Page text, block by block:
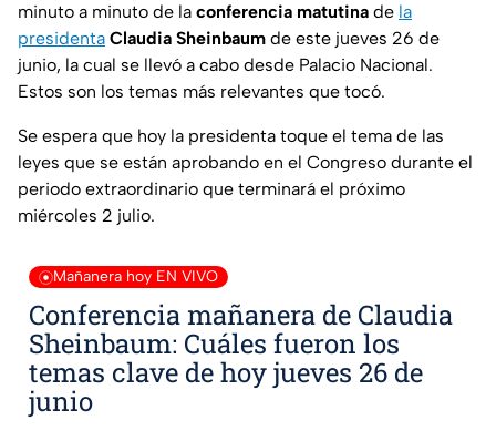
minuto a minuto de la conferencia matutina de la
presidenta Claudia Sheinbaum de este jueves 26 de
junio, la cual se llevó a cabo desde Palacio Nacional.
Estos son los temas más relevantes que tocó.
Se espera que hoy la presidenta toque el tema de las
leyes que se están aprobando en el Congreso durante el
periodo extraordinario que terminará el próximo
miércoles 2 julio.
Mañanera hoy EN VIVO
Conferencia mañanera de Claudia
Sheinbaum: Cuáles fueron los
temas clave de hoy jueves 26 de
junio